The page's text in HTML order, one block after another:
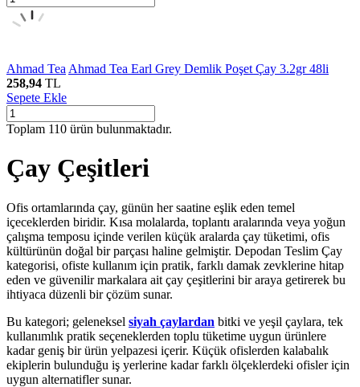
Ahmad Tea Ahmad Tea Earl Grey Demlik Poşet Çay 3.2gr 48li
258,94 TL
Sepete Ekle
Toplam 110 ürün bulunmaktadır.
Çay Çeşitleri
Ofis ortamlarında çay, günün her saatine eşlik eden temel
içeceklerden biridir. Kısa molalarda, toplantı aralarında veya yoğun
çalışma temposu içinde verilen küçük aralarda çay tüketimi, ofis
kültürünün doğal bir parçası haline gelmiştir. Depodan Teslim Çay
kategorisi, ofiste kullanım için pratik, farklı damak zevklerine hitap
eden ve güvenilir markalara ait çay çeşitlerini bir araya getirerek bu
ihtiyaca düzenli bir çözüm sunar.
Bu kategori; geleneksel siyah çaylardan bitki ve yeşil çaylara, tek
kullanımlık pratik seçeneklerden toplu tüketime uygun ürünlere
kadar geniş bir ürün yelpazesi içerir. Küçük ofislerden kalabalık
ekiplerin bulunduğu iş yerlerine kadar farklı ölçeklerdeki ofisler için
uygun alternatifler sunar.